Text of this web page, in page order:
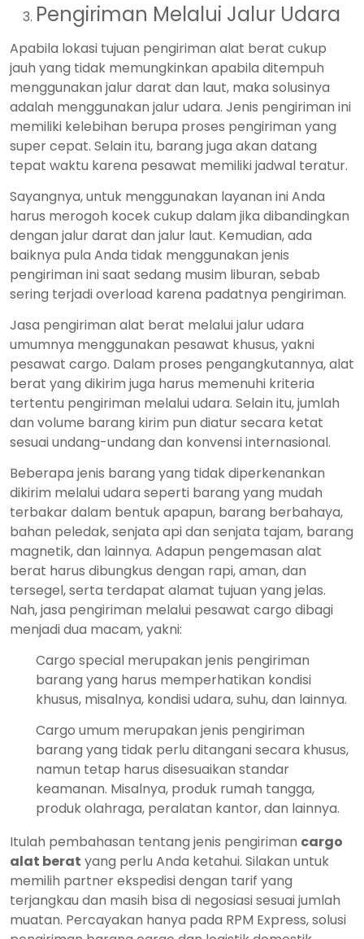
Pengiriman Melalui Jalur Udara
Apabila lokasi tujuan pengiriman alat berat cukup
jauh yang tidak memungkinkan apabila ditempuh
menggunakan jalur darat dan laut, maka solusinya
adalah menggunakan jalur udara. Jenis pengiriman ini
memiliki kelebihan berupa proses pengiriman yang
super cepat. Selain itu, barang juga akan datang
tepat waktu karena pesawat memiliki jadwal teratur.
Sayangnya, untuk menggunakan layanan ini Anda
harus merogoh kocek cukup dalam jika dibandingkan
dengan jalur darat dan jalur laut. Kemudian, ada
baiknya pula Anda tidak menggunakan jenis
pengiriman ini saat sedang musim liburan, sebab
sering terjadi overload karena padatnya pengiriman.
Jasa pengiriman alat berat melalui jalur udara
umumnya menggunakan pesawat khusus, yakni
pesawat cargo. Dalam proses pengangkutannya, alat
berat yang dikirim juga harus memenuhi kriteria
tertentu pengiriman melalui udara. Selain itu, jumlah
dan volume barang kirim pun diatur secara ketat
sesuai undang-undang dan konvensi internasional.
Beberapa jenis barang yang tidak diperkenankan
dikirim melalui udara seperti barang yang mudah
terbakar dalam bentuk apapun, barang berbahaya,
bahan peledak, senjata api dan senjata tajam, barang
magnetik, dan lainnya. Adapun pengemasan alat
berat harus dibungkus dengan rapi, aman, dan
tersegel, serta terdapat alamat tujuan yang jelas.
Nah, jasa pengiriman melalui pesawat cargo dibagi
menjadi dua macam, yakni:
Cargo special merupakan jenis pengiriman
barang yang harus memperhatikan kondisi
khusus, misalnya, kondisi udara, suhu, dan lainnya.
Cargo umum merupakan jenis pengiriman
barang yang tidak perlu ditangani secara khusus,
namun tetap harus disesuaikan standar
keamanan. Misalnya, produk rumah tangga,
produk olahraga, peralatan kantor, dan lainnya.
Itulah pembahasan tentang jenis pengiriman cargo
alat berat yang perlu Anda ketahui. Silakan untuk
memilih partner ekspedisi dengan tarif yang
terjangkau dan masih bisa di negosiasi sesuai jumlah
muatan. Percayakan hanya pada RPM Express, solusi